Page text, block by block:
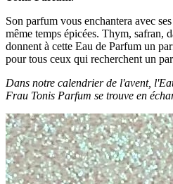
Son parfum vous enchantera avec
même temps épicées. Thym, safran,
donnent à cette Eau de Parfum un
pour tous ceux qui recherchent un
Dans notre calendrier de l'avent,
Frau Tonis Parfum se trouve en